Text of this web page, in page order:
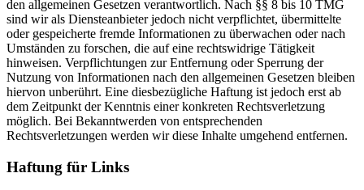
den allgemeinen Gesetzen verantwortlich. Nach §§ 8 bis 10 TMG
sind wir als Diensteanbieter jedoch nicht verpflichtet, übermittelte
oder gespeicherte fremde Informationen zu überwachen oder nach
Umständen zu forschen, die auf eine rechtswidrige Tätigkeit
hinweisen. Verpflichtungen zur Entfernung oder Sperrung der
Nutzung von Informationen nach den allgemeinen Gesetzen bleiben
hiervon unberührt. Eine diesbezügliche Haftung ist jedoch erst ab
dem Zeitpunkt der Kenntnis einer konkreten Rechtsverletzung
möglich. Bei Bekanntwerden von entsprechenden
Rechtsverletzungen werden wir diese Inhalte umgehend entfernen.
Haftung für Links